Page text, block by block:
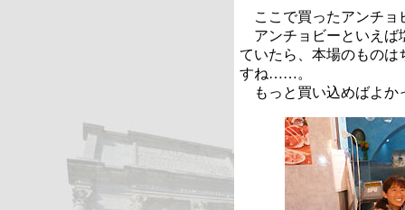
ここで買ったアンチ
アンチョビーといえば
ていたら、本場のものは
すね……。
もっと買い込めばよ